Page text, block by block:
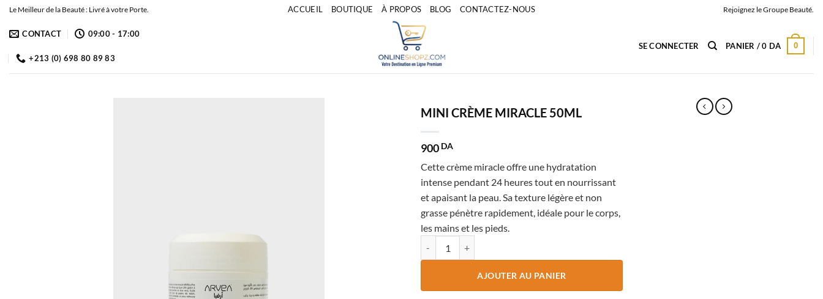
Passer
contenu
Le Meilleur de la Beauté : Livré à votre Porte. ACCUEIL BOUTIQUE À PROPOS BLOG CONTACTEZ-NOUS Rejoignez le Groupe Beauté.
CONTACT 09:00 - 17:00
+213 (0) 698 80 89 83
SE CONNECTER PANIER /0 DA 0
MINI CRÈME MIRACLE 50ML
900 DA
Cette crème miracle offre une hydratation
intense pendant 24 heures tout en nourrissant
et apaisant la peau. Sa texture légère et non
grasse pénètre rapidement, idéale pour le corps,
les mains et les pieds.
AJOUTER AU PANIER